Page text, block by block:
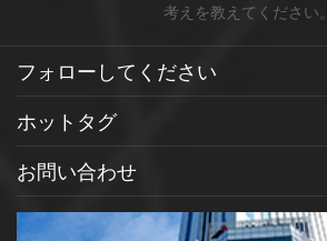
考えを教えてください。
フォローしてください
ホットタグ
お問い合わせ